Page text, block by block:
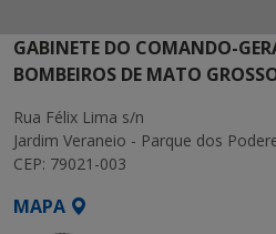
GABINETE DO COMANDO-
BOMBEIROS DE MATO
Rua Félix Lima s/n
Jardim Veraneio - Parque dos
CEP: 79021-003
MAPA